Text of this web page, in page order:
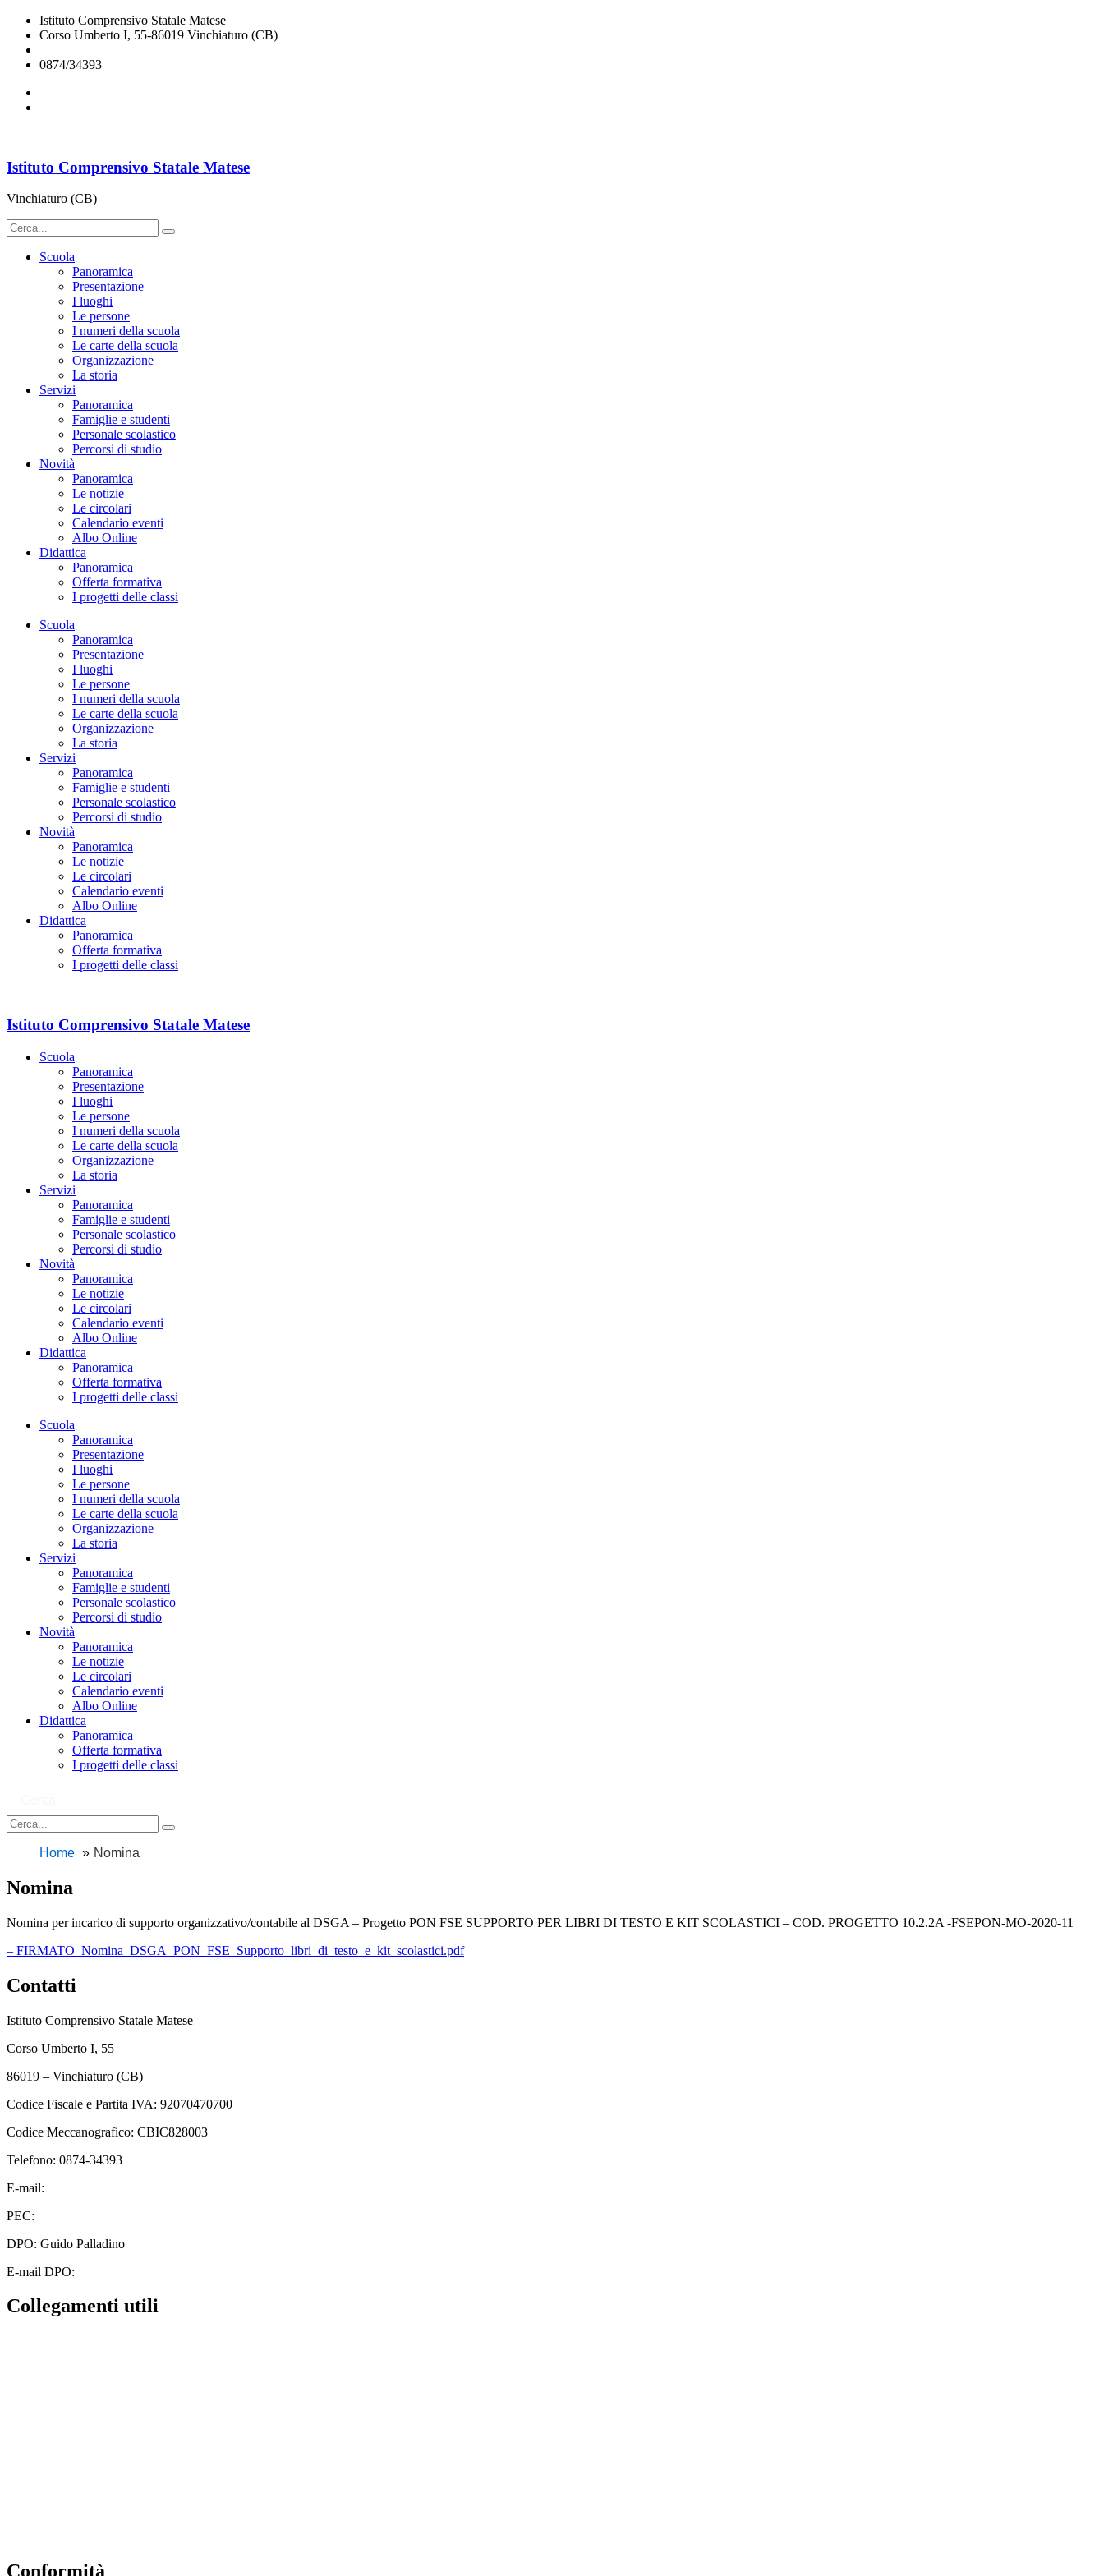
Istituto Comprensivo Statale Matese
Corso Umberto I, 55-86019 Vinchiaturo (CB)
0874/34393
Istituto Comprensivo Statale Matese
Vinchiaturo (CB)
Scuola
Panoramica
Presentazione
I luoghi
Le persone
I numeri della scuola
Le carte della scuola
Organizzazione
La storia
Servizi
Panoramica
Famiglie e studenti
Personale scolastico
Percorsi di studio
Novità
Panoramica
Le notizie
Le circolari
Calendario eventi
Albo Online
Didattica
Panoramica
Offerta formativa
I progetti delle classi
Scuola
Panoramica
Presentazione
I luoghi
Le persone
I numeri della scuola
Le carte della scuola
Organizzazione
La storia
Servizi
Panoramica
Famiglie e studenti
Personale scolastico
Percorsi di studio
Novità
Panoramica
Le notizie
Le circolari
Calendario eventi
Albo Online
Didattica
Panoramica
Offerta formativa
I progetti delle classi
Istituto Comprensivo Statale Matese
Scuola
Panoramica
Presentazione
I luoghi
Le persone
I numeri della scuola
Le carte della scuola
Organizzazione
La storia
Servizi
Panoramica
Famiglie e studenti
Personale scolastico
Percorsi di studio
Novità
Panoramica
Le notizie
Le circolari
Calendario eventi
Albo Online
Didattica
Panoramica
Offerta formativa
I progetti delle classi
Scuola
Panoramica
Presentazione
I luoghi
Le persone
I numeri della scuola
Le carte della scuola
Organizzazione
La storia
Servizi
Panoramica
Famiglie e studenti
Personale scolastico
Percorsi di studio
Novità
Panoramica
Le notizie
Le circolari
Calendario eventi
Albo Online
Didattica
Panoramica
Offerta formativa
I progetti delle classi
Home Nomina
Nomina
Nomina per incarico di supporto organizzativo/contabile al DSGA – Progetto PON FSE SUPPORTO PER LIBRI DI TESTO E KIT SCOLASTICI – COD. PROGETTO 10.2.2A -FSEPON-MO-2020-11
– FIRMATO_Nomina_DSGA_PON_FSE_Supporto_libri_di_testo_e_kit_scolastici.pdf
Contatti
Istituto Comprensivo Statale Matese
Corso Umberto I, 55
86019 – Vinchiaturo (CB)
Codice Fiscale e Partita IVA: 92070470700
Codice Meccanografico: CBIC828003
Telefono: 0874-34393
E-mail:
PEC:
DPO: Guido Palladino
E-mail DPO:
Collegamenti utili
Conformità